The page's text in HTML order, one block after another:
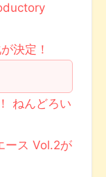
決定！
ねんどろい
ース Vol.2が